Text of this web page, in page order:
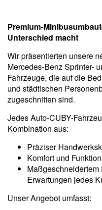
Premium-
Unterschied macht
Wir präsentierten unsere
Mercedes-Benz Sprinter-
Fahrzeuge, die auf die
und städtischen
zugeschnitten sind.
Jedes Auto-CUBY-
Kombination aus:
Präziser
Komfort und
Erwartungen jedes
Unser Angebot umfasst: